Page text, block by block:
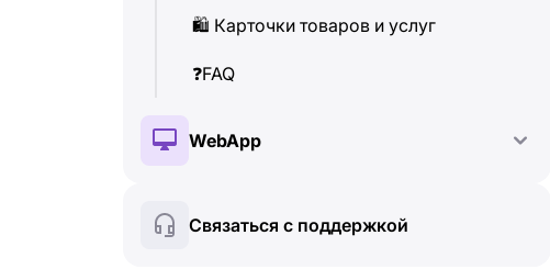
🛍 ️ Карточки товаров и услуг
❓FAQ
WebApp
Связаться с поддержкой